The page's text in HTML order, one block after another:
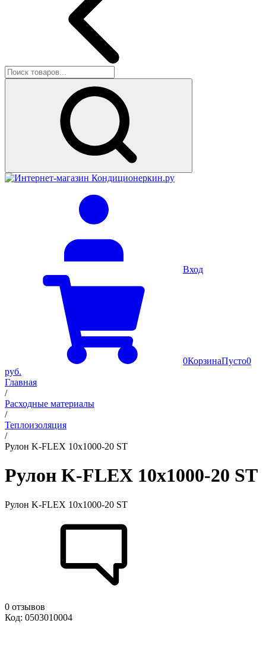
Вход
0КорзинаПусто0
руб.
Главная
/
Расходные материалы
/
Теплоизоляция
/
Рулон K-FLEX 10x1000-20 ST
Рулон K-FLEX 10x1000-20 ST
Рулон K-FLEX 10x1000-20 ST
0 отзывов
Код: 0503010004